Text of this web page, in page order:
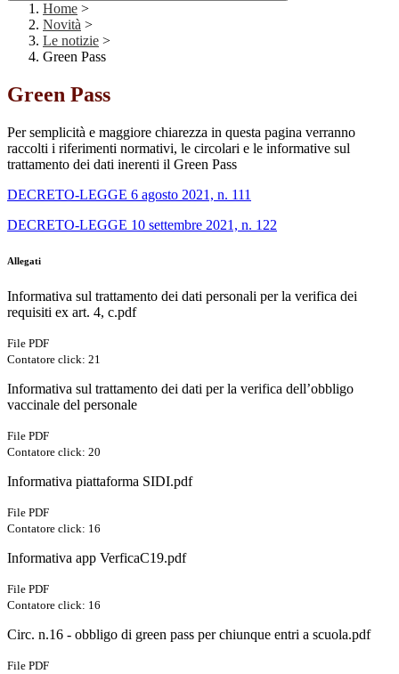
Home >
Novità >
Le notizie >
Green Pass
Green Pass
Per semplicità e maggiore chiarezza in questa pagina verranno
raccolti i riferimenti normativi, le circolari e le informative sul
trattamento dei dati inerenti il Green Pass
DECRETO-LEGGE 6 agosto 2021, n. 111
DECRETO-LEGGE 10 settembre 2021, n. 122
Allegati
Informativa sul trattamento dei dati personali per la verifica dei
requisiti ex art. 4, c.pdf
File PDF
Contatore click: 21
Informativa sul trattamento dei dati per la verifica dell’obbligo
vaccinale del personale
File PDF
Contatore click: 20
Informativa piattaforma SIDI.pdf
File PDF
Contatore click: 16
Informativa app VerficaC19.pdf
File PDF
Contatore click: 16
Circ. n.16 - obbligo di green pass per chiunque entri a scuola.pdf
File PDF